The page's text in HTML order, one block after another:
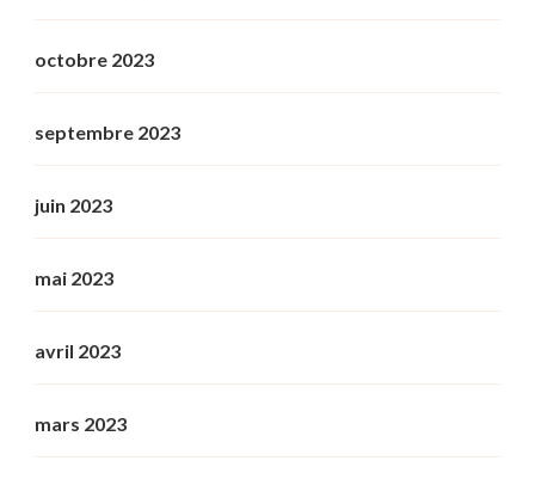
octobre 2023
septembre 2023
juin 2023
mai 2023
avril 2023
mars 2023